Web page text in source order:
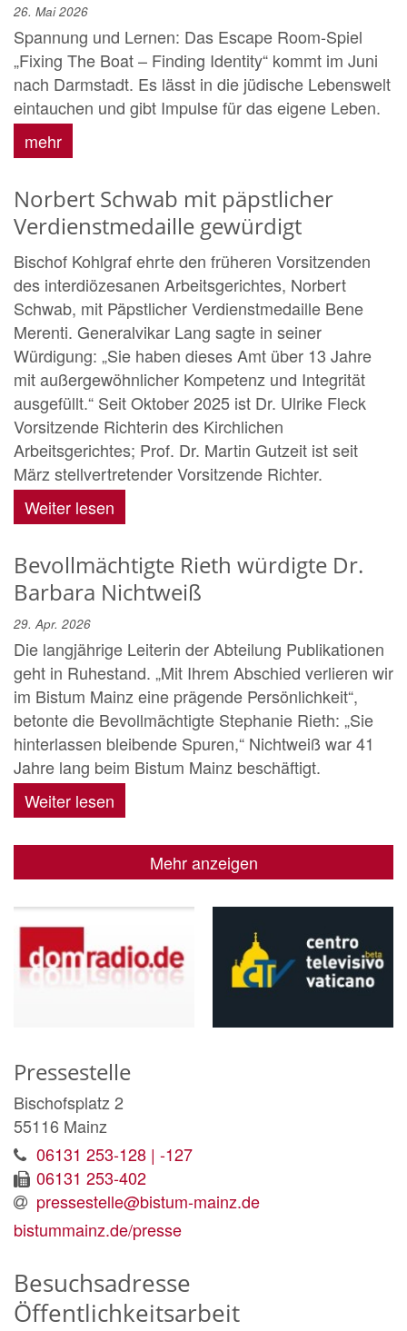
26. Mai 2026
Spannung und Lernen: Das Escape Room-Spiel
„Fixing The Boat – Finding Identity“ kommt im Juni
nach Darmstadt. Es lässt in die jüdische Lebenswelt
eintauchen und gibt Impulse für das eigene Leben.
mehr
Norbert Schwab mit päpstlicher
Verdienstmedaille gewürdigt
Bischof Kohlgraf ehrte den früheren Vorsitzenden
des interdiözesanen Arbeitsgerichtes, Norbert
Schwab, mit Päpstlicher Verdienstmedaille Bene
Merenti. Generalvikar Lang sagte in seiner
Würdigung: „Sie haben dieses Amt über 13 Jahre
mit außergewöhnlicher Kompetenz und Integrität
ausgefüllt.“ Seit Oktober 2025 ist Dr. Ulrike Fleck
Vorsitzende Richterin des Kirchlichen
Arbeitsgerichtes; Prof. Dr. Martin Gutzeit ist seit
März stellvertretender Vorsitzende Richter.
Weiter lesen
Bevollmächtigte Rieth würdigte Dr.
Barbara Nichtweiß
29. Apr. 2026
Die langjährige Leiterin der Abteilung Publikationen
geht in Ruhestand. „Mit Ihrem Abschied verlieren wir
im Bistum Mainz eine prägende Persönlichkeit“,
betonte die Bevollmächtigte Stephanie Rieth: „Sie
hinterlassen bleibende Spuren,“ Nichtweiß war 41
Jahre lang beim Bistum Mainz beschäftigt.
Weiter lesen
Mehr anzeigen
Pressestelle
Bischofsplatz 2
55116 Mainz
06131 253-128 | -127
06131 253-402
pressestelle@bistum-mainz.de
bistummainz.de/presse
Besuchsadresse
Öffentlichkeitsarbeit